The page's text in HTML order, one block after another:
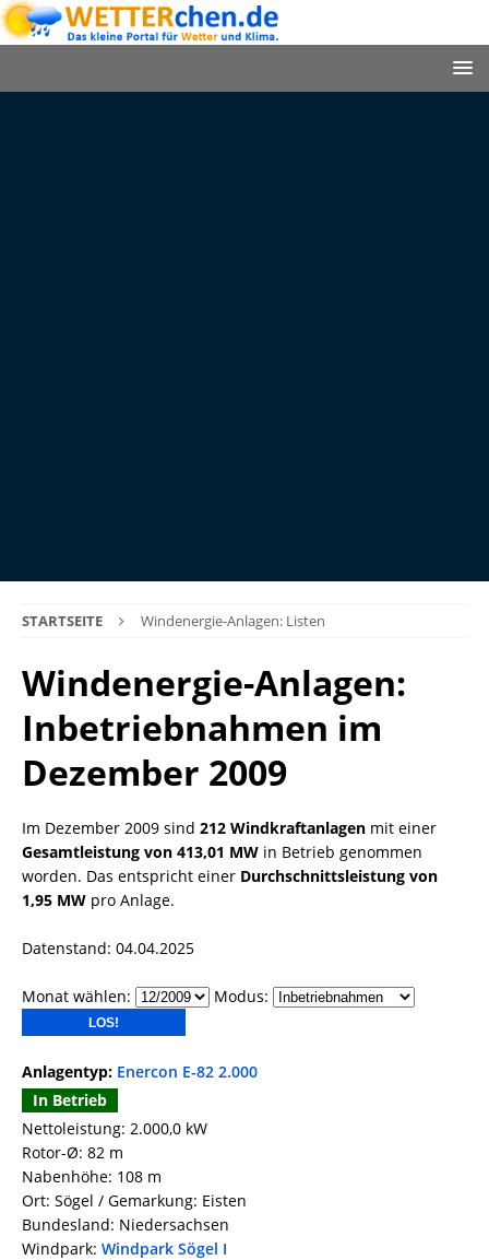
STARTSEITE Windenergie-Anlagen: Listen
Windenergie-Anlagen:
Inbetriebnahmen im
Dezember 2009
Im Dezember 2009 sind 212 Windkraftanlagen mit einer
Gesamtleistung von 413,01 MW in Betrieb genommen
worden. Das entspricht einer Durchschnittsleistung von
1,95 MW pro Anlage.
Datenstand: 04.04.2025
Monat wählen: Modus:
Anlagentyp: Enercon E-82 2.000
In Betrieb
Nettoleistung: 2.000,0 kW
Rotor-Ø: 82 m
Nabenhöhe: 108 m
Ort: Sögel / Gemarkung: Eisten
Bundesland: Niedersachsen
Windpark: Windpark Sögel I